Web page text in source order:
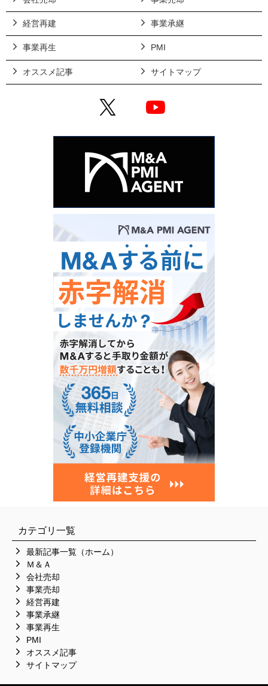
経営再建 事業承継
事業再生 PMI
オススメ記事 サイトマップ
X
カテゴリ一覧
最新記事一覧（ホーム）
Ｍ＆Ａ
会社売却
事業売却
経営再建
事業承継
事業再生
PMI
オススメ記事
サイトマップ